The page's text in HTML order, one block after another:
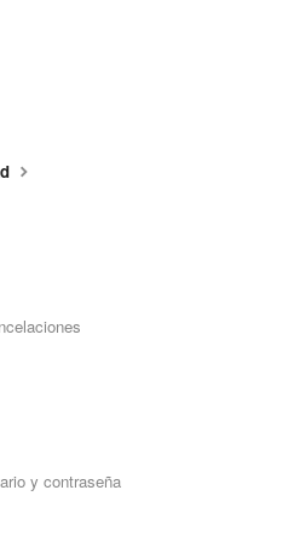
y contraseña